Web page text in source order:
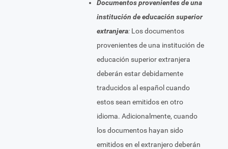
Documentos provenientes de una
institución de educación superior
extranjera: Los documentos
provenientes de una institución de
educación superior extranjera
deberán estar debidamente
traducidos al español cuando
estos sean emitidos en otro
idioma. Adicionalmente, cuando
los documentos hayan sido
emitidos en el extranjero deberán